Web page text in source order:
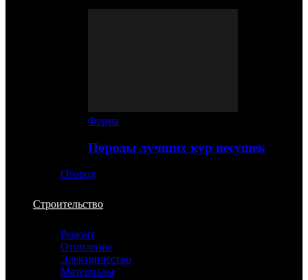
Ферма
Породы лучших кур несушек
Огород
Строительство
Ремонт
Отопление
Электричество
Материалы